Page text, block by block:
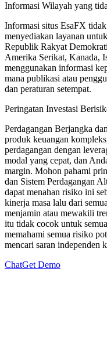
Informasi Wilayah yang
Informasi situs EsaFX
menyediakan layanan
Republik Rakyat
Amerika Serikat, Kanada,
menggunakan informasi
mana publikasi atau
dan peraturan setempat.
Peringatan Investasi
Perdagangan Berjangka
produk keuangan
perdagangan dengan
modal yang cepat, dan
margin. Mohon pahami
dan Sistem Perdagangan
dapat menahan risiko ini
kinerja masa lalu dari
menjamin atau mewakili
itu tidak cocok untuk
memahami semua risiko
mencari saran independen
ChatGet Demo